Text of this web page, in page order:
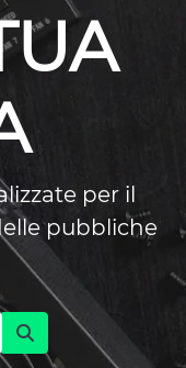
per il
pubbliche